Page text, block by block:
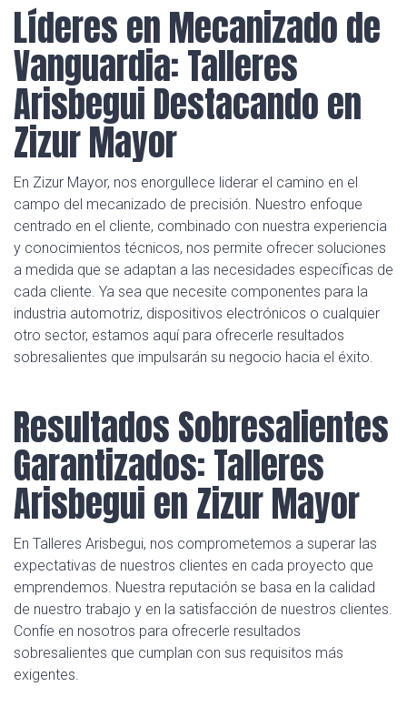
Líderes en Mecanizado de
Vanguardia: Talleres
Arisbegui Destacando en
Zizur Mayor
En Zizur Mayor, nos enorgullece liderar el camino en el
campo del mecanizado de precisión. Nuestro enfoque
centrado en el cliente, combinado con nuestra experiencia
y conocimientos técnicos, nos permite ofrecer soluciones
a medida que se adaptan a las necesidades específicas de
cada cliente. Ya sea que necesite componentes para la
industria automotriz, dispositivos electrónicos o cualquier
otro sector, estamos aquí para ofrecerle resultados
sobresalientes que impulsarán su negocio hacia el éxito.
Resultados Sobresalientes
Garantizados: Talleres
Arisbegui en Zizur Mayor
En Talleres Arisbegui, nos comprometemos a superar las
expectativas de nuestros clientes en cada proyecto que
emprendemos. Nuestra reputación se basa en la calidad
de nuestro trabajo y en la satisfacción de nuestros clientes.
Confíe en nosotros para ofrecerle resultados
sobresalientes que cumplan con sus requisitos más
exigentes.